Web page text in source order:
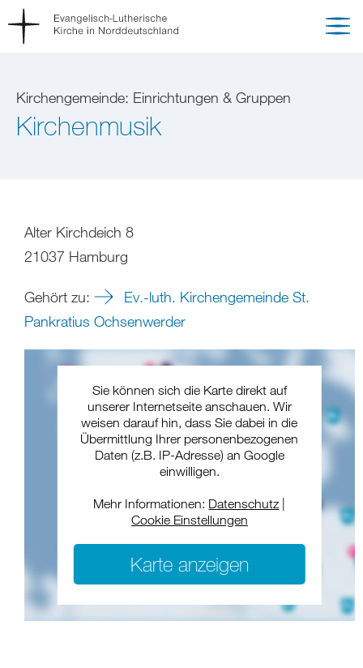
Kirchengemeinde: Einrichtungen & Gruppen
Kirchenmusik
Alter Kirchdeich 8
21037 Hamburg
Gehört zu:
Ev.-luth. Kirchengemeinde St.
Pankratius Ochsenwerder
Sie können sich die Karte direkt auf
unserer Internetseite anschauen. Wir
weisen darauf hin, dass Sie dabei in die
Übermittlung Ihrer personenbezogenen
Daten (z.B. IP-Adresse) an Google
einwilligen.
Mehr Informationen: Datenschutz
Cookie Einstellungen
Karte anzeigen